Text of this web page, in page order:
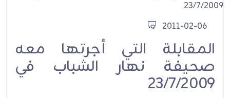
2011-02-06
المقابلة التي أجرتها معه
صحيفة نهار الشباب في
23/7/2009